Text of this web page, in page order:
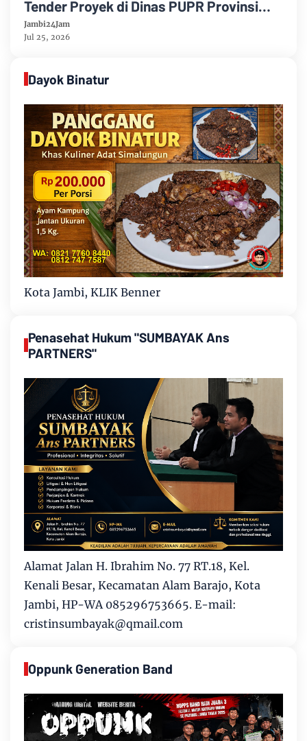
Tender Proyek di Dinas PUPR Provinsi
Jambi, Khususnya Dinas PUPR
Kabupaten Bungo
Jambi24Jam
Jul 25, 2026
Dayok Binatur
Kota Jambi, KLIK Benner
Penasehat Hukum "SUMBAYAK Ans
PARTNERS"
Alamat Jalan H. Ibrahim No. 77 RT.18, Kel.
Kenali Besar, Kecamatan Alam Barajo, Kota
Jambi, HP-WA 085296753665. E-mail:
cristinsumbayak@qmail.com
Oppunk Generation Band